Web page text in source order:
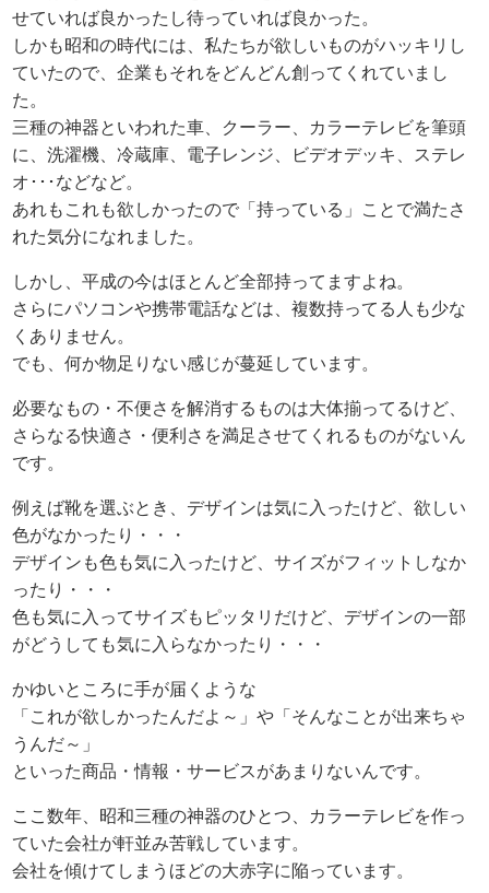
せていれば良かったし待っていれば良かった。
しかも昭和の時代には、私たちが欲しいものがハッキリし
ていたので、企業もそれをどんどん創ってくれていまし
た。
三種の神器といわれた車、クーラー、カラーテレビを筆頭
に、洗濯機、冷蔵庫、電子レンジ、ビデオデッキ、ステレ
オ･･･などなど。
あれもこれも欲しかったので「持っている」ことで満たさ
れた気分になれました。
しかし、平成の今はほとんど全部持ってますよね。
さらにパソコンや携帯電話などは、複数持ってる人も少な
くありません。
でも、何か物足りない感じが蔓延しています。
必要なもの・不便さを解消するものは大体揃ってるけど、
さらなる快適さ・便利さを満足させてくれるものがないん
です。
例えば靴を選ぶとき、デザインは気に入ったけど、欲しい
色がなかったり・・・
デザインも色も気に入ったけど、サイズがフィットしなか
ったり・・・
色も気に入ってサイズもピッタリだけど、デザインの一部
がどうしても気に入らなかったり・・・
かゆいところに手が届くような
「これが欲しかったんだよ～」や「そんなことが出来ちゃ
うんだ～」
といった商品・情報・サービスがあまりないんです。
ここ数年、昭和三種の神器のひとつ、カラーテレビを作っ
ていた会社が軒並み苦戦しています。
会社を傾けてしまうほどの大赤字に陥っています。